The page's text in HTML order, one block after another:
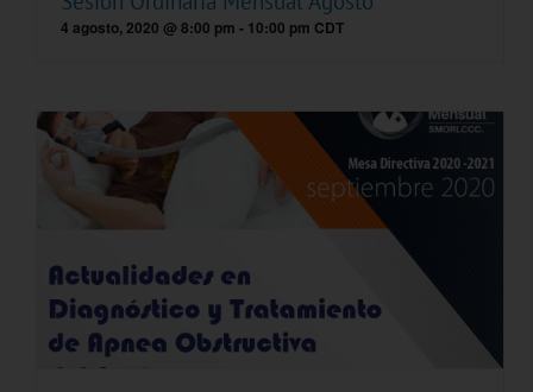
4 agosto, 2020 @ 8:00 pm - 10:00 pm CDT